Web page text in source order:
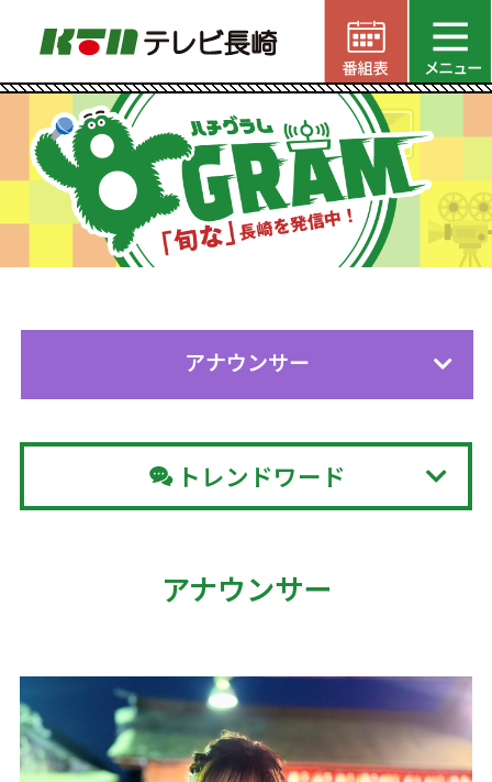
アナウンサー
トレンドワード
アナウンサー